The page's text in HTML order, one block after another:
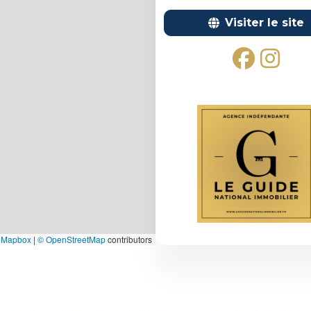
| © OpenStreetMapcontributors
Visiter le site